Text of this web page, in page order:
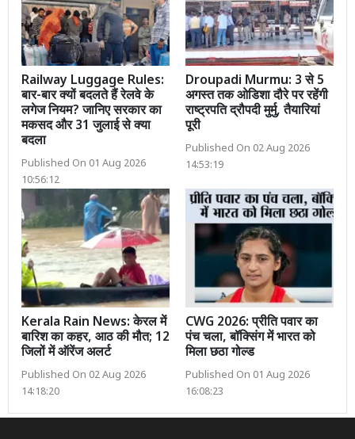
Railway Luggage Rules:
बार-बार क्यों बदलते हैं रेलवे के
लगेज नियम? जानिए सरकार का
मकसद और 31 जुलाई से क्या
बदला
Published On 01 Aug 2026
10:56:12
Droupadi Murmu: 3 से 5
अगस्त तक ओडिशा दौरे पर रहेंगी
राष्ट्रपति द्रौपदी मुर्मु, तैयारियां
पूरी
Published On 02 Aug 2026
14:53:19
Kerala Rain News: केरल में
बारिश का कहर, आठ की मौत; 12
जिलों में ऑरेंज अलर्ट
Published On 02 Aug 2026
14:18:20
CWG 2026: प्रीति पवार का
पंच चला, बॉक्सिंग में भारत को
मिला छठा गोल्ड
Published On 01 Aug 2026
16:08:23